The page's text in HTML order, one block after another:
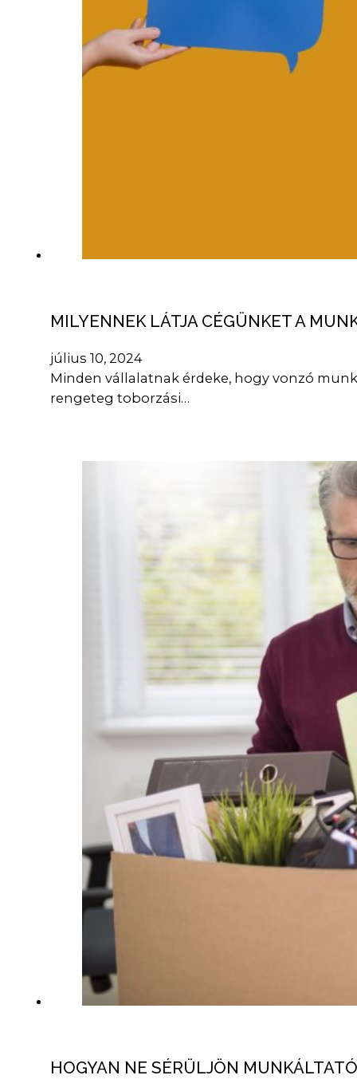
MILYENNEK LÁTJA CÉGÜNKET A
július 10, 2024
Minden vállalatnak érdeke, hogy vonzó
rengeteg toborzási…
HOGYAN NE SÉRÜLJÖN